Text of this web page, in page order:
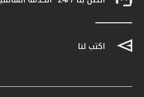
اكتب لنا